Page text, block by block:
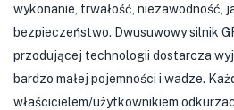
wykonanie, trwałość, niezawodność,
bezpieczeństwo. Dwusuwowy silnik
przodującej technologii dostarcza
bardzo małej pojemności i wadze.
właścicielem/użytkownikiem